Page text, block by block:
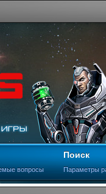
вопросы
Поиск
Параметры